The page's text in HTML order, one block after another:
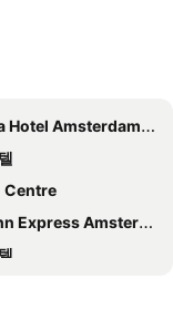
Amsterdam Central Station
Centre
Amsterdam - North Riverside By Ihg